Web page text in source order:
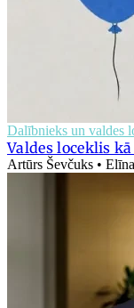
Dalībnieks un valdes
Valdes loceklis
Artūrs Ševčuks •